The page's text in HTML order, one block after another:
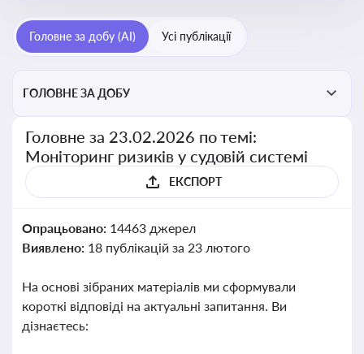
обґрунтовані рішення під час судових спорів та
комплаєнс-перевірок
Головне за добу (AI) Усі публікації
ГОЛОВНЕ ЗА ДОБУ
Головне за 23.02.2026 по темі:
Моніторинг ризиків у судовій системі
ЕКСПОРТ
Опрацьовано: 14463 джерел
Виявлено: 18 публікацій за 23 лютого
На основі зібраних матеріалів ми сформували
короткі відповіді на актуальні запитання. Ви
дізнаєтесь: